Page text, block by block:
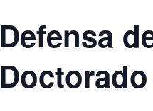
Defensa